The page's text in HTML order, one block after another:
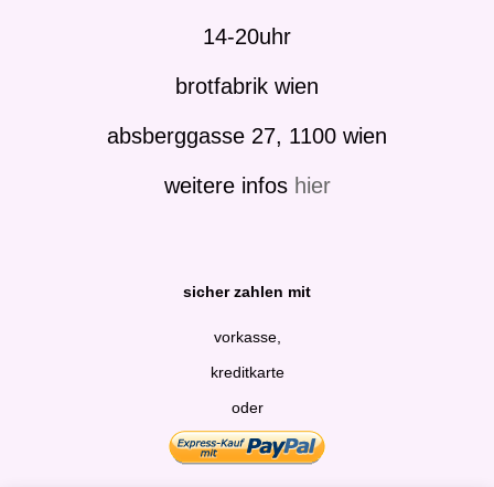
14-20uhr
brotfabrik wien
absberggasse 27, 1100 wien
weitere infos hier
sicher zahlen mit
vorkasse,
kreditkarte
oder